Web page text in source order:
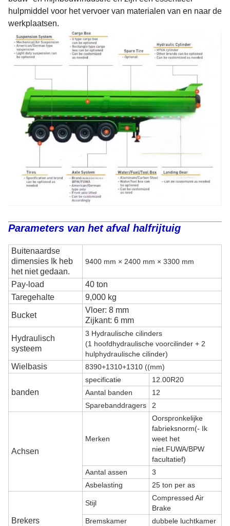
hulpmiddel voor het vervoer van materialen van en naar de
werkplaatsen.
Parameters van het afval halfrijtuig
Buitenaardse
dimensies Ik heb
het niet gedaan.
9400 mm × 2400 mm × 3300 mm
Pay-load
40 ton
Taregehalte
9,000 kg
Bucket
Vloer: 8 mm
Zijkant: 6 mm
Hydraulisch
systeem
3 Hydraulische cilinders
(1 hoofdhydraulische voorcilinder + 2
hulphydraulische cilinder)
Wielbasis 8390+1310+1310 ((mm)
banden
specificatie
12.00R20
Aantal banden
12
Sparebanddragers
2
Achsen
Merken
Oorspronkelijke
fabrieksnorm(- Ik
weet het
niet. FUWA/BPW
facultatief)
Aantal assen
3
Asbelasting
25 ton per as
Brekers
Stijl
Compressed Air
Brake
Bremskamer
dubbele luchtkamer